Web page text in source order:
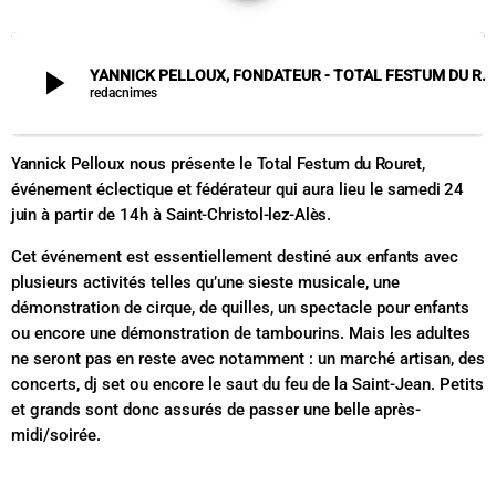
play_arrow YANNICK PELLOUX, FONDATEUR - TOTAL FESTUM DU ROURET
redacnimes
Yannick Pellouxnous présente le Total Festum du Rouret,
événement éclectique et fédérateur qui aura lieu le samedi 24
juinà partir de 14h à Saint-Christol-lez-Alès.
Cet événement est essentiellement destiné aux enfants avec
plusieurs activités telles qu’une sieste musicale, une
démonstration de cirque, de quilles, un spectacle pour enfants
ou encore une démonstration de tambourins. Mais les adultes
ne seront pas en reste avec notamment : un marché artisan, des
concerts, dj set ou encore le saut du feu de la Saint-Jean. Petits
et grands sont donc assurés de passer une belle après-
midi/soirée.